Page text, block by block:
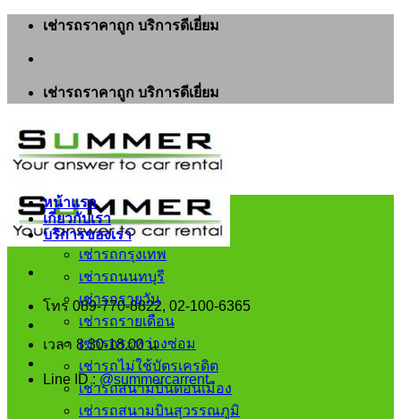
ข้าม
เนื้อหา
เช่ารถราคาถูก บริการดีเยี่ยม
เช่ารถราคาถูก บริการดีเยี่ยม
โทร 089-770-8822, 02-100-6365
เวลา 8.30-18.00 น
Line ID : @summercarrent
หน้าแรก
เกี่ยวกับเรา
บริการของเรา
เช่ารถกรุงเทพ
เช่ารถนนทบุรี
เช่ารถรายวัน
เช่ารถรายเดือน
เช่ารถระหว่างซ่อม
เช่ารถไม่ใช้บัตรเครดิต
เช่ารถสนามบินดอนเมือง
เช่ารถสนามบินสุวรรณภูมิ